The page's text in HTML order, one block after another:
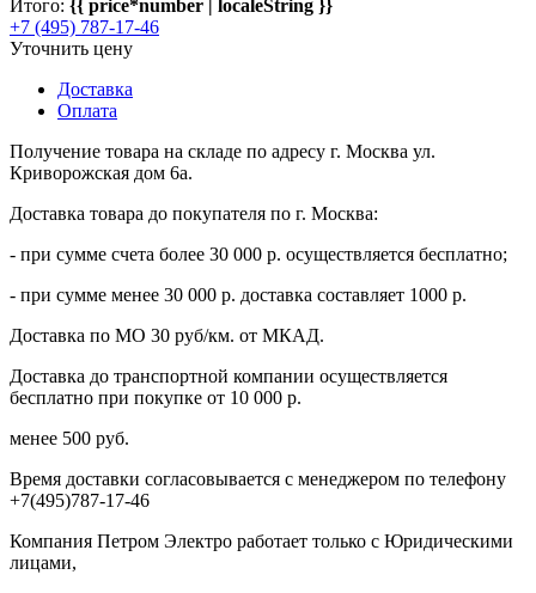
Итого: {{ price*number | localeString }}
+7 (495) 787-17-46
Уточнить цену
Доставка
Оплата
Получение товара на складе по адресу г. Москва ул.
Криворожская дом 6а.
Доставка товара до покупателя по г. Москва:
- при сумме счета более 30 000 р. осуществляется бесплатно;
- при сумме менее 30 000 р. доставка составляет 1000 р.
Доставка по МО 30 руб/км. от МКАД.
Доставка до транспортной компании осуществляется
бесплатно при покупке от 10 000 р.
менее 500 руб.
Время доставки согласовывается с менеджером по телефону
+7(495)787-17-46
Компания Петром Электро работает только с Юридическими
лицами,